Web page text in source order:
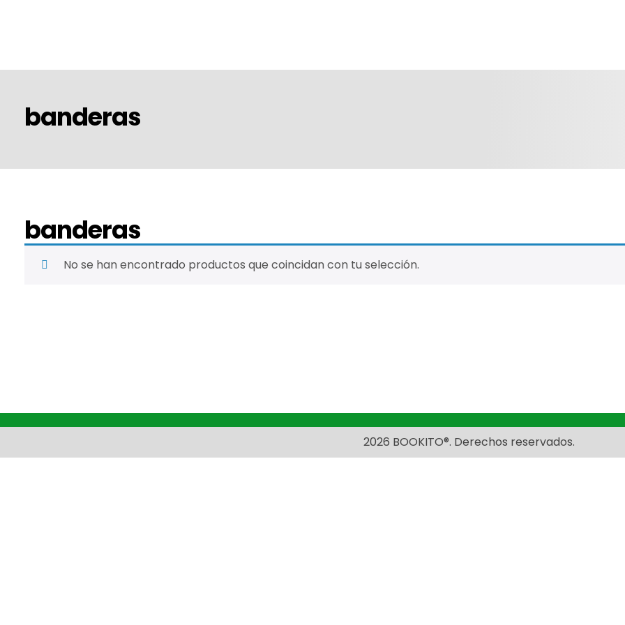
banderas
banderas
No se han encontrado productos que coincidan con tu selección.
2026 BOOKITO®. Derechos reservados.